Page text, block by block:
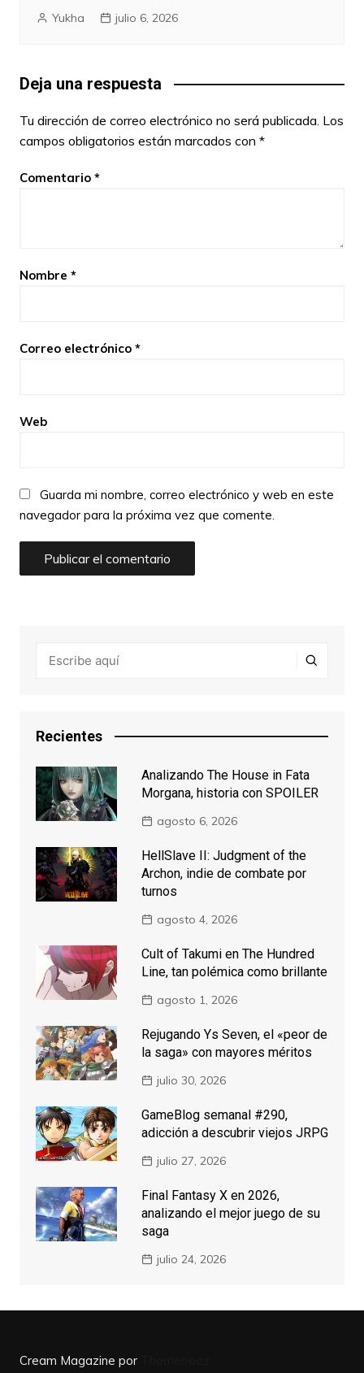
Yukha julio 6, 2026
Deja una respuesta
Tu dirección de correo electrónico no será publicada. Los
campos obligatorios están marcados con *
Comentario *
Nombre *
Correo electrónico *
Web
Guarda mi nombre, correo electrónico y web en este
navegador para la próxima vez que comente.
Recientes
Analizando The House in Fata
Morgana, historia con SPOILER
agosto 6, 2026
HellSlave II: Judgment of the
Archon, indie de combate por
turnos
agosto 4, 2026
Cult of Takumi en The Hundred
Line, tan polémica como brillante
agosto 1, 2026
Rejugando Ys Seven, el «peor de
la saga» con mayores méritos
julio 30, 2026
GameBlog semanal #290,
adicción a descubrir viejos JRPG
julio 27, 2026
Final Fantasy X en 2026,
analizando el mejor juego de su
saga
julio 24, 2026
Cream Magazine por